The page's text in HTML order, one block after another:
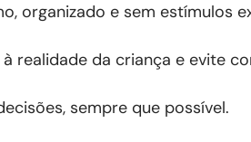
organizado e sem estímulos
realidade da criança e evite
sempre que possível.